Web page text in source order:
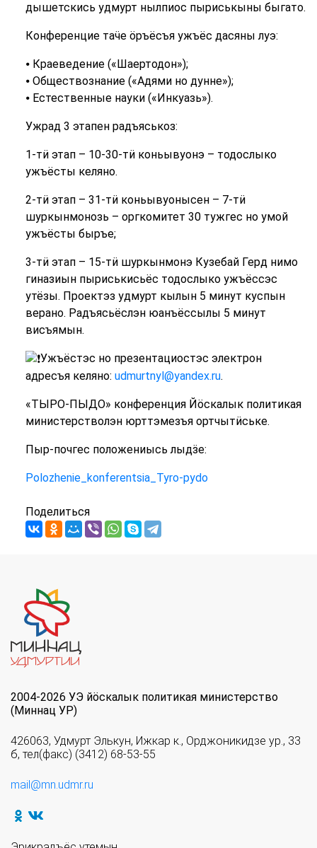
дышетскись удмурт нылпиос пыриськыны быгато.
Конференцие таӵе ӧръёсъя ужъёс дасяны луэ:
⦁ Краеведение («Шаертодон»);
⦁ Обществознание («Адями но дунне»);
⦁ Естественные науки («Инкуазь»).
Ужрад 3 этапен радъяськоз:
1-тӥ этап – 10-30-тӥ коньывуонэ – тодослыко
ужъёсты келяно.
2-тӥ этап – 31-тӥ коньывуонысен – 7-тӥ
шуркынмонозь – оргкомитет 30 тужгес но умой
ужъёсты быръе;
3-тӥ этап – 15-тӥ шуркынмонэ Кузебай Герд нимо
гиназиын пыриськисьёс тодослыко ужъёссэс
утёзы. Проектэз удмурт кылын 5 минут куспын
верано. Радъясьёслэн юанъёссылы 5 минут
висъямын.
Ужъёстэс но презентациостэс электрон
адресъя келяно: udmurtnyl@yandex.ru.
«ТЫРО-ПЫДО» конференция Йӧскалык политикая
министерстволэн юрттэмезъя ортчытӥське.
Пыр-почгес положениысь лыдӟе:
Polozhenie_konferentsia_Tyro-pydo
Поделиться
2004-2026 УЭ йöскалык политикая министерство
(Миннац УР)
426063, Удмурт Элькун, Ижкар к., Орджоникидзе ур., 33
б, тел(факс) (3412) 68-53-55
mail@mn.udmr.ru